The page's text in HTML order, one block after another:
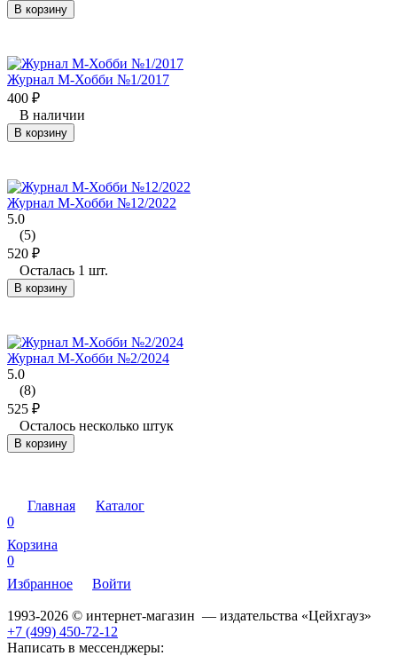
В корзину
Журнал М-Хобби №1/2017
400 ₽
В наличии
В корзину
Журнал М-Хобби №12/2022
5.0
(5)
520 ₽
Осталась 1 шт.
В корзину
Журнал М-Хобби №2/2024
5.0
(8)
525 ₽
Осталось несколько штук
В корзину
Главная
Каталог
0
Корзина
0
Избранное
Войти
1993-2026 © интернет-магазин — издательства «Цейхгауз»
+7 (499) 450-72-12
Написать в мессенджеры: